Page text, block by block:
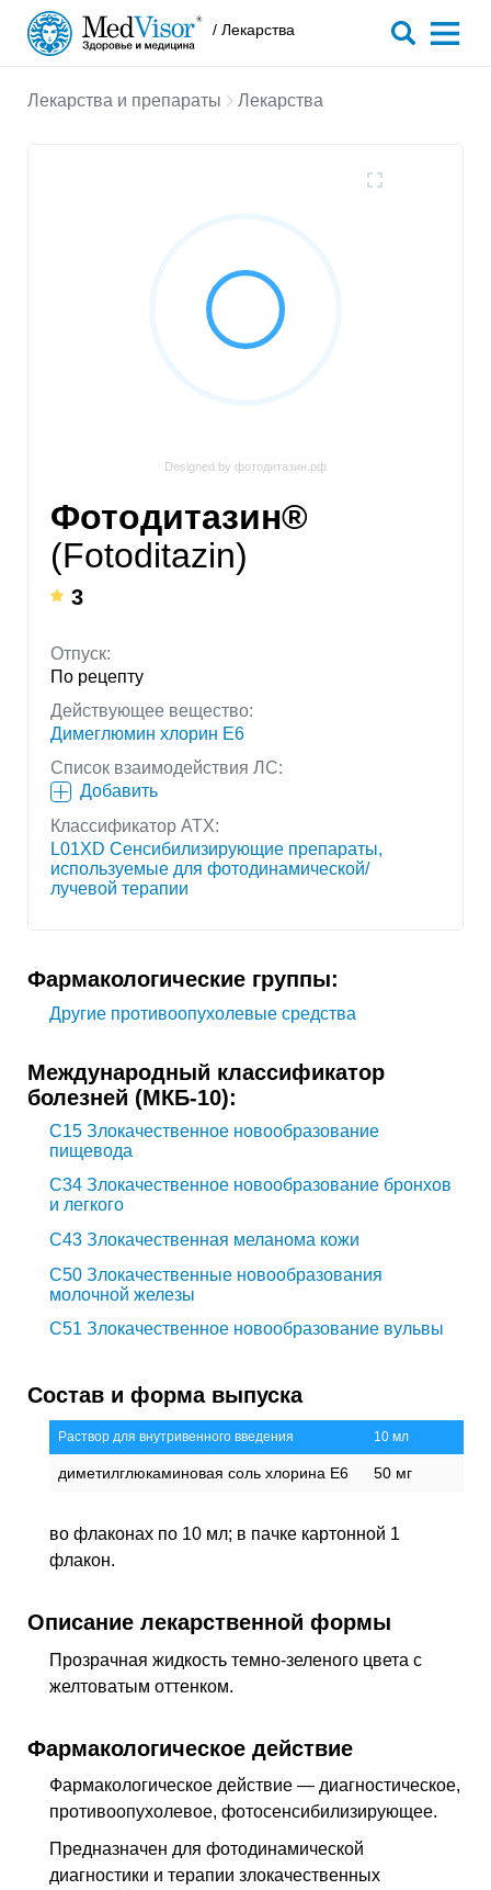
/ Лекарства
Лекарства и препараты Лекарства
Designed by фотодитазин.рф
Фотодитазин®
(Fotoditazin)
3
Отпуск:
По рецепту
Действующее вещество:
Димеглюмин хлорин Е6
Список взаимодействия ЛС:
Добавить
Классификатор АТХ:
L01XD Сенсибилизирующие препараты,
используемые для фотодинамической/
лучевой терапии
Фармакологические группы:
Другие противоопухолевые средства
Международный классификатор
болезней (МКБ-10):
C15 Злокачественное новообразование
пищевода
C34 Злокачественное новообразование бронхов
и легкого
C43 Злокачественная меланома кожи
C50 Злокачественные новообразования
молочной железы
C51 Злокачественное новообразование вульвы
Состав и форма выпуска
Раствор для внутривенного введения 10 мл
диметилглюкаминовая соль хлорина Е6 50 мг
во флаконах по 10 мл; в пачке картонной 1
флакон.
Описание лекарственной формы
Прозрачная жидкость темно-зеленого цвета с
желтоватым оттенком.
Фармакологическое действие
Фармакологическое действие — диагностическое,
противоопухолевое, фотосенсибилизирующее.
Предназначен для фотодинамической
диагностики и терапии злокачественных